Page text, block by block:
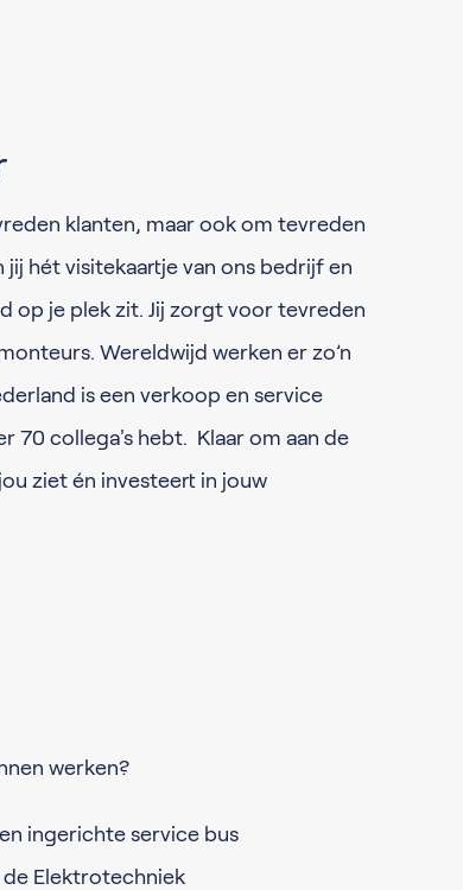
klanten, maar ook om tevreden
hét visitekaartje van ons bedrijf en
op je plek zit. Jij zorgt voor tevreden
Wereldwijd werken er zo’n
is een verkoop en service
70 collega's hebt. Klaar om aan de
ziet én investeert in jouw
werken?
ingerichte service bus
Elektrotechniek